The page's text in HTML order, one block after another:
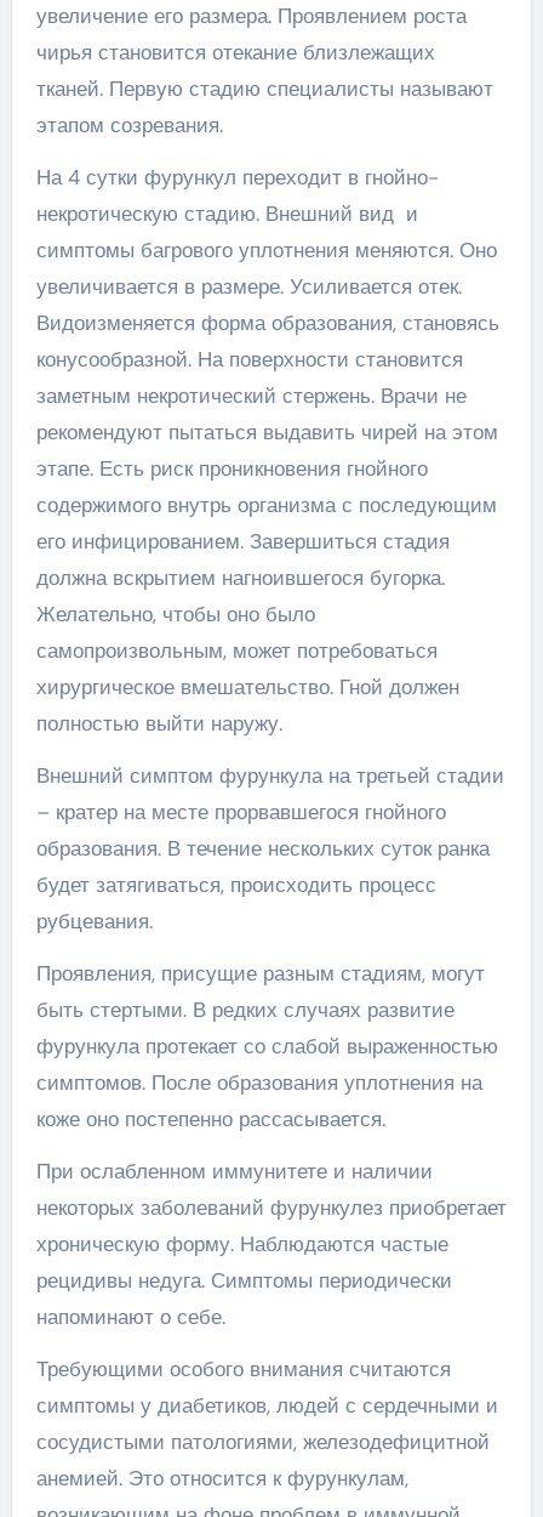
увеличение его размера. Проявлением роста
чирья становится отекание близлежащих
тканей. Первую стадию специалисты называют
этапом созревания.
На 4 сутки фурункул переходит в гнойно-
некротическую стадию. Внешний вид и
симптомы багрового уплотнения меняются. Оно
увеличивается в размере. Усиливается отек.
Видоизменяется форма образования, становясь
конусообразной. На поверхности становится
заметным некротический стержень. Врачи не
рекомендуют пытаться выдавить чирей на этом
этапе. Есть риск проникновения гнойного
содержимого внутрь организма с последующим
его инфицированием. Завершиться стадия
должна вскрытием нагноившегося бугорка.
Желательно, чтобы оно было
самопроизвольным, может потребоваться
хирургическое вмешательство. Гной должен
полностью выйти наружу.
Внешний симптом фурункула на третьей стадии
– кратер на месте прорвавшегося гнойного
образования. В течение нескольких суток ранка
будет затягиваться, происходить процесс
рубцевания.
Проявления, присущие разным стадиям, могут
быть стертыми. В редких случаях развитие
фурункула протекает со слабой выраженностью
симптомов. После образования уплотнения на
коже оно постепенно рассасывается.
При ослабленном иммунитете и наличии
некоторых заболеваний фурункулез приобретает
хроническую форму. Наблюдаются частые
рецидивы недуга. Симптомы периодически
напоминают о себе.
Требующими особого внимания считаются
симптомы у диабетиков, людей с сердечными и
сосудистыми патологиями, железодефицитной
анемией. Это относится к фурункулам,